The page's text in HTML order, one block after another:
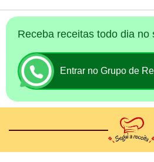
Receba receitas todo dia no
Entrar no Grupo de